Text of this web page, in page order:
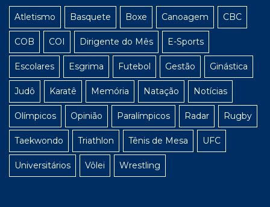
Atletismo Basquete Boxe Canoagem CBC
COB COI Dirigente do Mês E-Sports
Escolares Esgrima Futebol Gestão Ginástica
Judô Karatê Memória Natação Notícias
Olímpicos Opinião Paralímpicos Radar Rugby
Taekwondo Triathlon Tênis de Mesa UFC
Universitários Vôlei Wrestling